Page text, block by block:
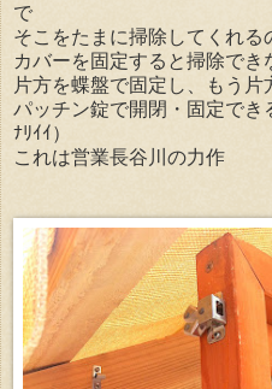
で
そこをたまに掃除してくれる
カバーを固定すると掃除でき
片方を蝶盤で固定し、もう片
パッチン錠で開閉・固定で
ﾅﾘｲｲ）
これは営業長谷川の力作